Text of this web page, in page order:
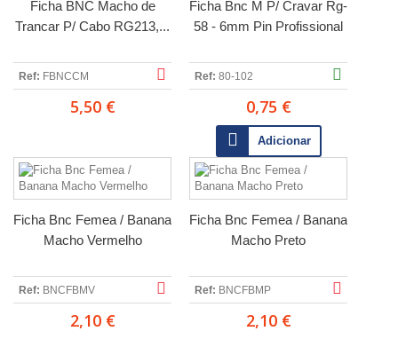
Ficha BNC Macho de
Trancar P/ Cabo RG213,...
Ref: FBNCCM
5,50 €
Ficha Bnc M P/ Cravar Rg-
58 - 6mm Pin Profissional
Ref: 80-102
0,75 €
Adicionar
Ficha Bnc Femea / Banana
Macho Vermelho
Ref: BNCFBMV
2,10 €
Ficha Bnc Femea / Banana
Macho Preto
Ref: BNCFBMP
2,10 €